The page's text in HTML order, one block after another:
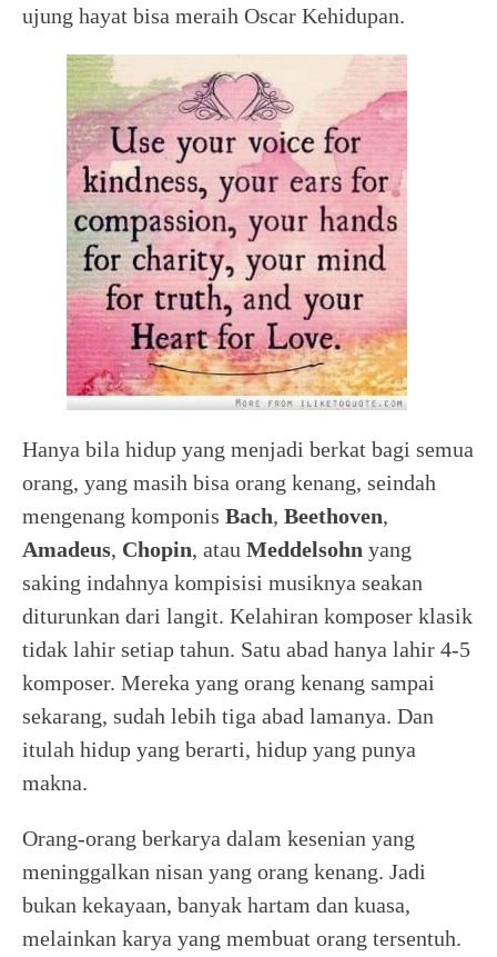
ujung hayat bisa meraih Oscar Kehidupan.
Hanya bila hidup yang menjadi berkat bagi semua
orang, yang masih bisa orang kenang, seindah
mengenang komponis Bach, Beethoven,
Amadeus, Chopin, atau Meddelsohn yang
saking indahnya kompisisi musiknya seakan
diturunkan dari langit. Kelahiran komposer klasik
tidak lahir setiap tahun. Satu abad hanya lahir 4-5
komposer. Mereka yang orang kenang sampai
sekarang, sudah lebih tiga abad lamanya. Dan
itulah hidup yang berarti, hidup yang punya
makna.
Orang-orang berkarya dalam kesenian yang
meninggalkan nisan yang orang kenang. Jadi
bukan kekayaan, banyak hartam dan kuasa,
melainkan karya yang membuat orang tersentuh.